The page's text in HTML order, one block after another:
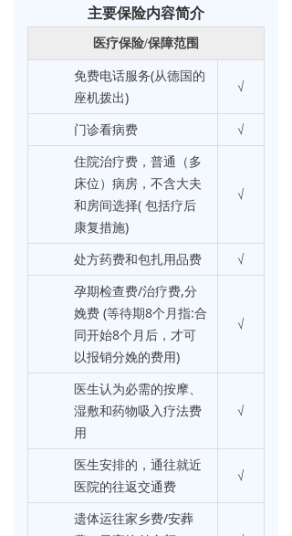
主要保险内容简介
医疗保险/保障范围
免费电话服务(从德国的
座机拨出)
√
门诊看病费
√
住院治疗费，普通（多
床位）病房，不含大夫
和房间选择( 包括疗后
康复措施)
√
处方药费和包扎用品费
√
孕期检查费/治疗费,分
娩费 (等待期8个月指:合
同开始8个月后，才可
以报销分娩的费用)
√
医生认为必需的按摩、
湿敷和药物吸入疗法费
用
√
医生安排的，通往就近
医院的往返交通费
√
遗体运往家乡费/安葬